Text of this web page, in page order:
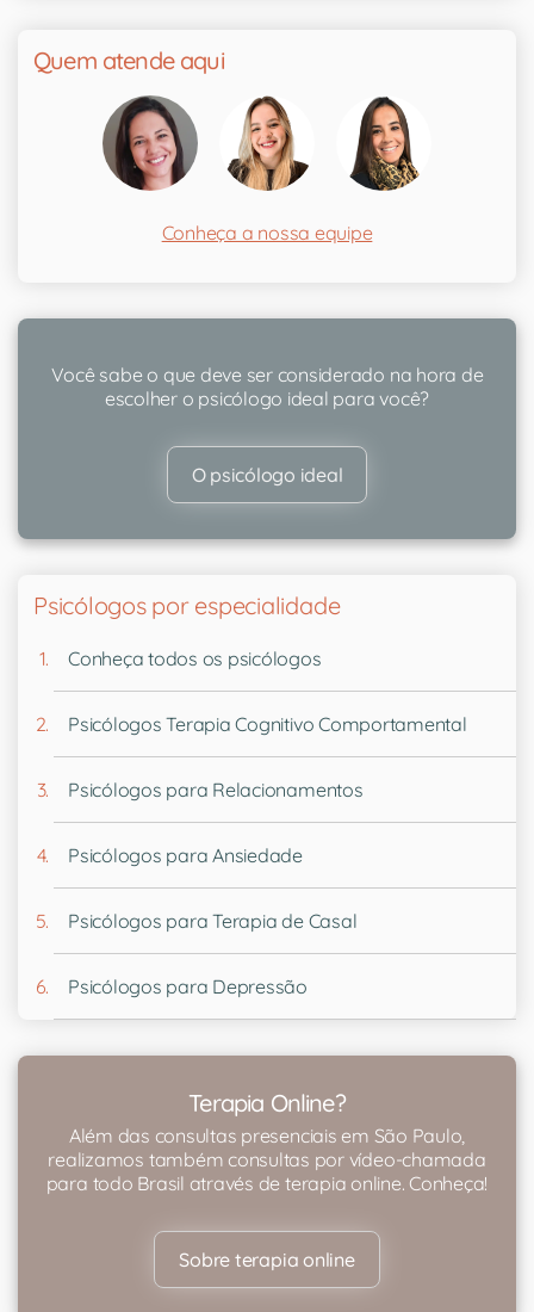
Quem atende aqui
Conheça a nossa equipe
Você sabe o que deve ser considerado na hora de
escolher o psicólogo ideal para você?
O psicólogo ideal
Psicólogos por especialidade
Conheça todos os psicólogos
Psicólogos Terapia Cognitivo Comportamental
Psicólogos para Relacionamentos
Psicólogos para Ansiedade
Psicólogos para Terapia de Casal
Psicólogos para Depressão
Terapia Online?
Além das consultas presenciais em São Paulo,
realizamos também consultas por vídeo-chamada
para todo Brasil através de terapia online. Conheça!
Sobre terapia online